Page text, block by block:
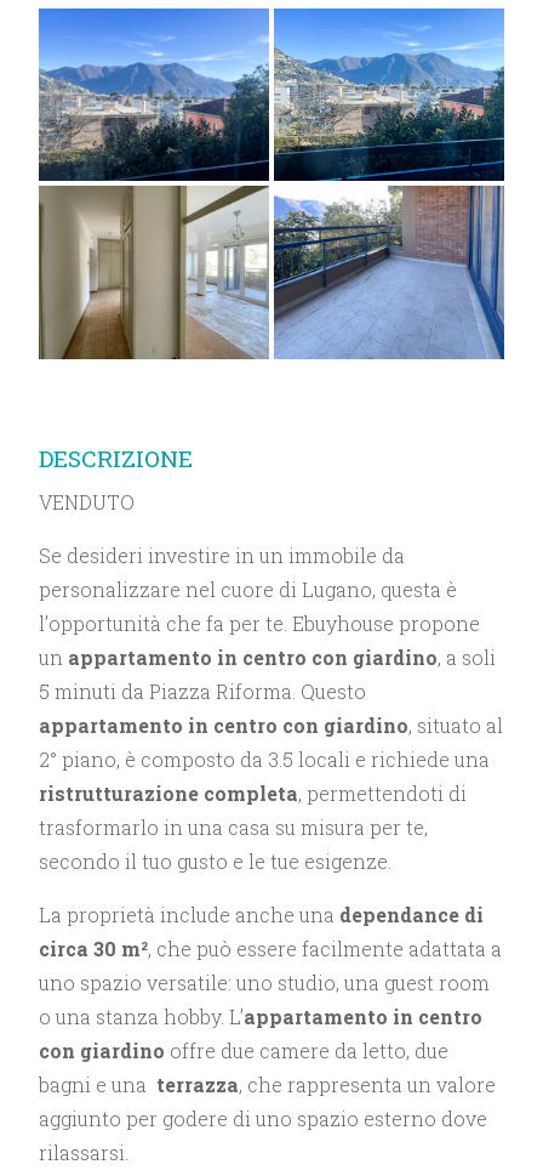
DESCRIZIONE
VENDUTO
Se desideri investire in un immobile da
personalizzare nel cuore di Lugano, questa è
l’opportunità che fa per te. Ebuyhouse propone
un appartamento in centro con giardino, a soli
5 minuti da Piazza Riforma. Questo
appartamento in centro con giardino, situato al
2° piano, è composto da 3.5 locali e richiede una
ristrutturazione completa, permettendoti di
trasformarlo in una casa su misura per te,
secondo il tuo gusto e le tue esigenze.
La proprietà include anche una dependance di
circa 30 m², che può essere facilmente adattata a
uno spazio versatile: uno studio, una guest room
o una stanza hobby. L’appartamento in centro
con giardino offre due camere da letto, due
bagni e una terrazza, che rappresenta un valore
aggiunto per godere di uno spazio esterno dove
rilassarsi.